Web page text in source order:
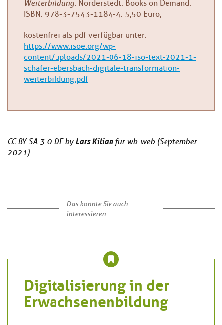
Weiterbildung. Norderstedt: Books on Demand.
ISBN: 978-3-7543-1184-4. 5,50 Euro,
kostenfrei als pdf verfügbar unter:
https://www.isoe.org/wp-
content/uploads/2021-06-18-iso-text-2021-1-
schafer-ebersbach-digitale-transformation-
weiterbildung.pdf
CC BY-SA 3.0 DE by Lars Kilianfür wb-web (September
2021)
Das könnte Sie auch
interessieren
Digitalisierung in der
Erwachsenenbildung